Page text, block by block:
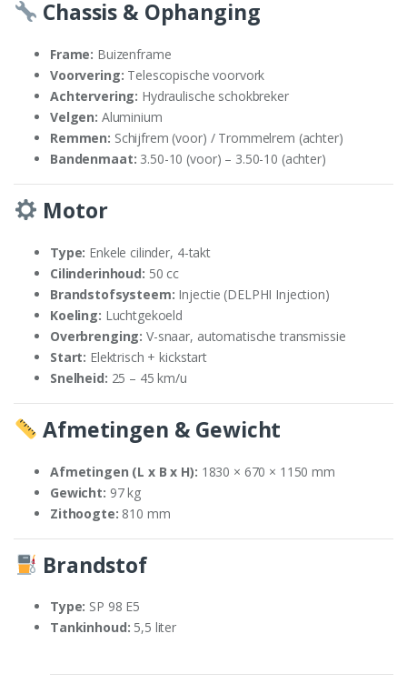
Chassis & Ophanging
Frame: Buizenframe
Voorvering: Telescopische voorvork
Achtervering: Hydraulische schokbreker
Velgen: Aluminium
Remmen: Schijfrem (voor) / Trommelrem (achter)
Bandenmaat: 3.50-10 (voor) – 3.50-10 (achter)
Motor
Type: Enkele cilinder, 4-takt
Cilinderinhoud: 50 cc
Brandstofsysteem: Injectie (DELPHI Injection)
Koeling: Luchtgekoeld
Overbrenging: V-snaar, automatische transmissie
Start: Elektrisch + kickstart
Snelheid: 25 – 45 km/u
Afmetingen & Gewicht
Afmetingen (L x B x H): 1830 × 670 × 1150 mm
Gewicht: 97 kg
Zithoogte: 810 mm
Brandstof
Type: SP 98 E5
Tankinhoud: 5,5 liter